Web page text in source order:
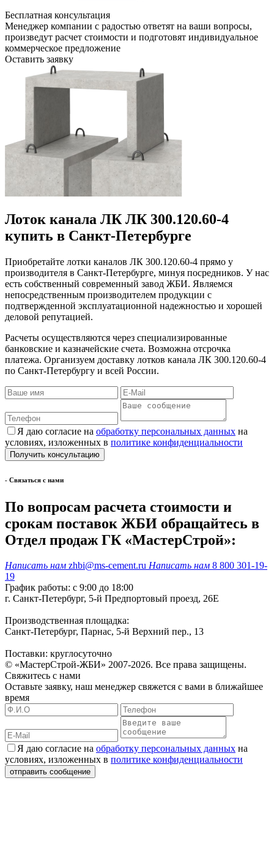
Бесплатная консультация
Менеджер компании с радостью ответят на ваши вопросы,
произведут расчет стоимости и подготовят индивидуальное
коммерческое предложение
Оставить заявку
Лоток канала ЛК ЛК 300.120.60-4
купить в Санкт-Петербурге
Приобретайте лотки каналов ЛК 300.120.60-4 прямо у
производителя в Санкт-Петербурге, минуя посредников. У нас
есть собственный современный завод ЖБИ. Являемся
непосредственным производителем продукции с
подтвержденной эксплуатационной надежностью и хорошей
деловой репутацией.
Расчеты осуществляются через специализированные
банковские и казначейские счета. Возможна отсрочка
платежа. Организуем доставку лотков канала ЛК 300.120.60-4
по Санкт-Петербургу и всей России.
Я даю согласие на обработку персональных данных на
условиях, изложенных в политике конфиденциальности
- Cвязаться с нами
По вопросам расчета стоимости и
срокам поставок ЖБИ обращайтесь в
Отдел продаж ГК «МастерСтрой»:
Написать нам zhbi@ms-cement.ru Написать нам 8 800 301-19-
19
График работы: с 9:00 до 18:00
г. Санкт-Петербург, 5-й Предпортовый проезд, 26Е
Производственная площадка:
Санкт-Петербург, Парнас, 5-й Верхний пер., 13
Поставки: круглосуточно
© «МастерСтрой-ЖБИ» 2007-2026. Все права защищены.
Свяжитесь с нами
Оставьте заявку, наш менеджер свяжется с вами в ближайшее
время
Я даю согласие на обработку персональных данных на
условиях, изложенных в политике конфиденциальности